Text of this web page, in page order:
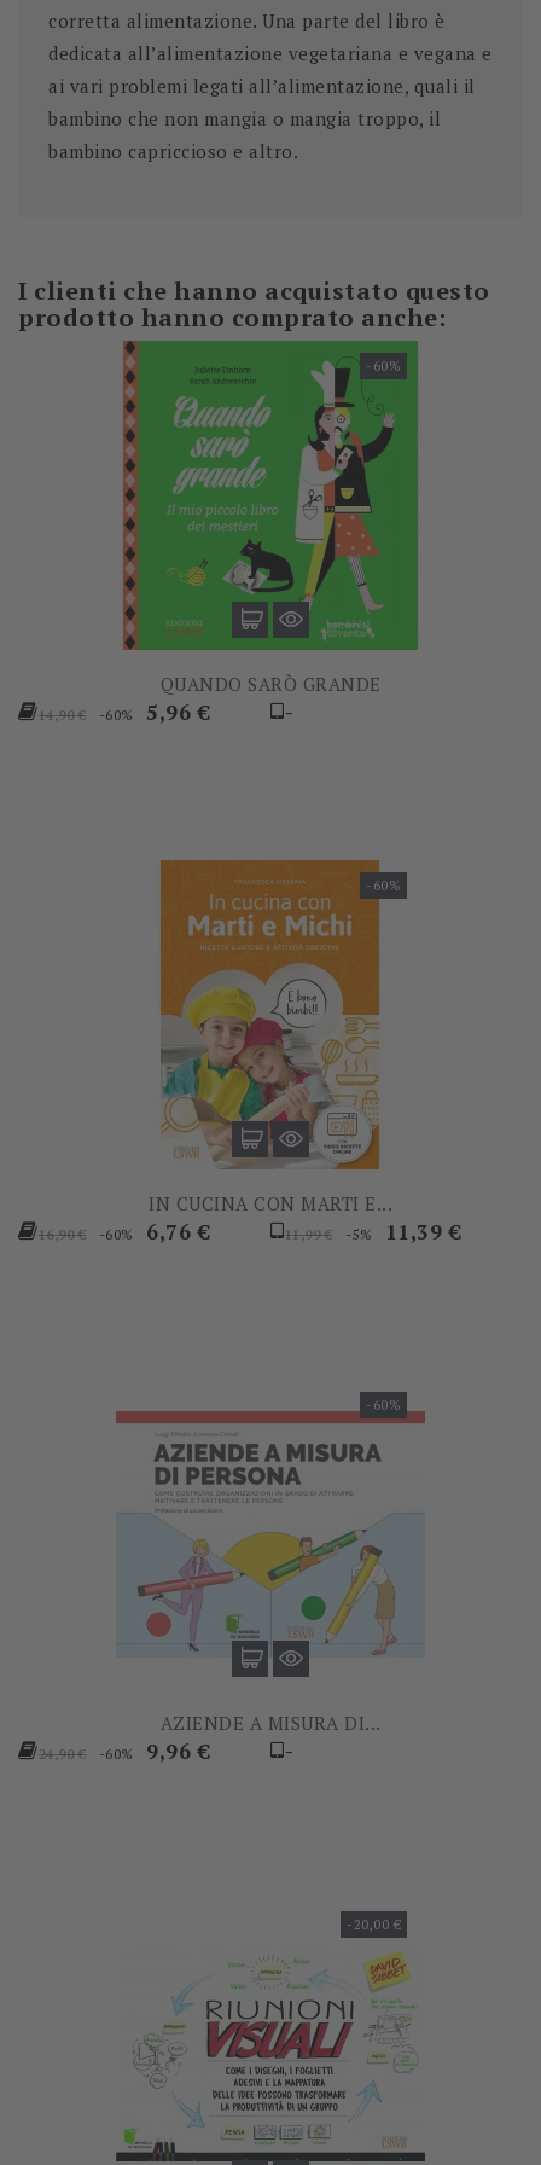
corretta alimentazione. Una parte del libro è
dedicata all’alimentazione vegetariana e vegana e
ai vari problemi legati all’alimentazione, quali il
bambino che non mangia o mangia troppo, il
bambino capriccioso e altro.
I clienti che hanno acquistato questo
prodotto hanno comprato anche:
-60%
QUANDO SARÒ GRANDE
Prezzo
14,90 € -60% Prezzo
5,96 € -
-60%
IN CUCINA CON MARTI E...
Prezzo
16,90 € -60% Prezzo
6,76 €
Prezzo
11,99 € -5% Prezzo
11,39 €
-60%
AZIENDE A MISURA DI...
Prezzo
24,90 € -60% Prezzo
9,96 € -
-20,00 €